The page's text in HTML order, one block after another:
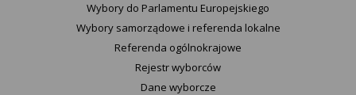
Wybory do Parlamentu Europejskiego
Wybory samorządowe i referenda lokalne
Referenda ogólnokrajowe
Rejestr wyborców
Dane wyborcze